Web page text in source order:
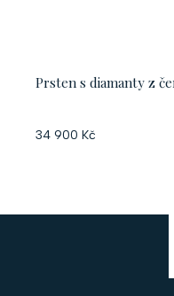
Prsten s diamanty z
34 900 Kč